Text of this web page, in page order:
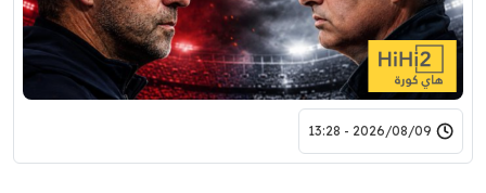
2026/08/09 - 13:28